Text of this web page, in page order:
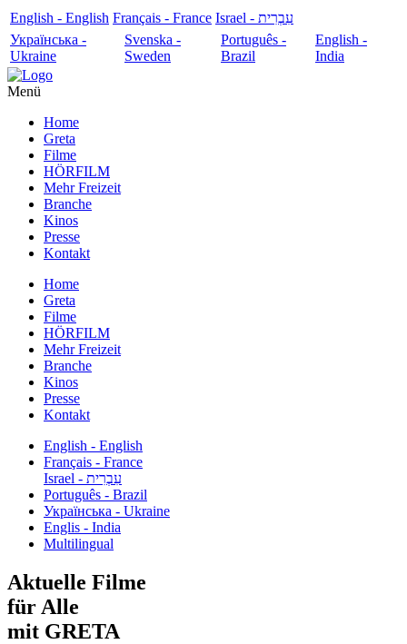
English - English Français - France
עִבְרִית - Israel
Українська -
Ukraine
Svenska -
Sweden
Português -
Brazil
English -
India
Menü
Home
Greta
Filme
HÖRFILM
Mehr Freizeit
Branche
Kinos
Presse
Kontakt
Home
Greta
Filme
HÖRFILM
Mehr Freizeit
Branche
Kinos
Presse
Kontakt
English - English
Français - France
עִבְרִית - Israel
Português - Brazil
Українська - Ukraine
Englis - India
Multilingual
Aktuelle Filme
für Alle
mit GRETA